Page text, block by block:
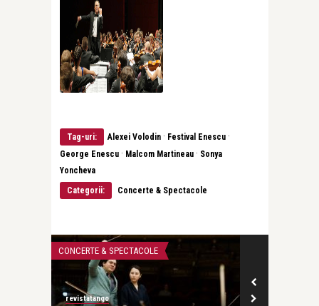
Tag-uri: Alexei Volodin · Festival Enescu ·
George Enescu · Malcom Martineau · Sonya
Yoncheva
Categorii:
Concerte & Spectacole
CONCERTE & SPECTACOLE
revistatango